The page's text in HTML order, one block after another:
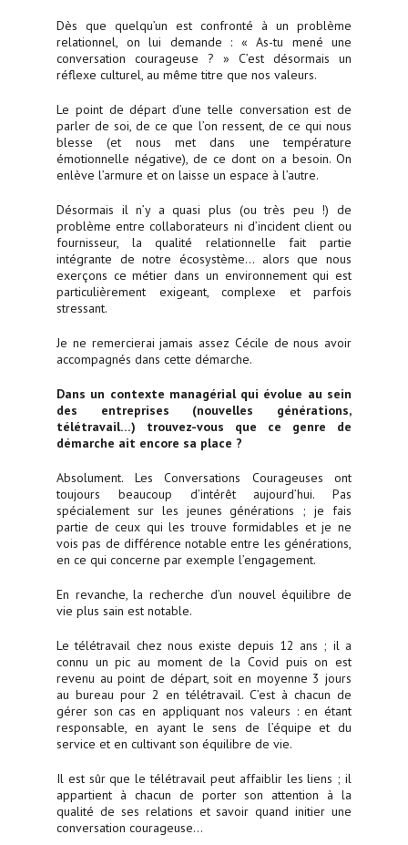
Dès que quelqu’un est confronté à un problème
relationnel, on lui demande : « As-tu mené une
conversation courageuse ? » C’est désormais un
réflexe culturel, au même titre que nos valeurs.
Le point de départ d’une telle conversation est de
parler de soi, de ce que l’on ressent, de ce qui nous
blesse (et nous met dans une température
émotionnelle négative), de ce dont on a besoin. On
enlève l’armure et on laisse un espace à l’autre.
Désormais il n’y a quasi plus (ou très peu !) de
problème entre collaborateurs ni d’incident client ou
fournisseur, la qualité relationnelle fait partie
intégrante de notre écosystème… alors que nous
exerçons ce métier dans un environnement qui est
particulièrement exigeant, complexe et parfois
stressant.
Je ne remercierai jamais assez Cécile de nous avoir
accompagnés dans cette démarche.
Dans un contexte managérial qui évolue au sein
des entreprises (nouvelles générations,
télétravail…) trouvez-vous que ce genre de
démarche ait encore sa place ?
Absolument. Les Conversations Courageuses ont
toujours beaucoup d’intérêt aujourd’hui. Pas
spécialement sur les jeunes générations ; je fais
partie de ceux qui les trouve formidables et je ne
vois pas de différence notable entre les générations,
en ce qui concerne par exemple l’engagement.
En revanche, la recherche d’un nouvel équilibre de
vie plus sain est notable.
Le télétravail chez nous existe depuis 12 ans ; il a
connu un pic au moment de la Covid puis on est
revenu au point de départ, soit en moyenne 3 jours
au bureau pour 2 en télétravail. C’est à chacun de
gérer son cas en appliquant nos valeurs : en étant
responsable, en ayant le sens de l’équipe et du
service et en cultivant son équilibre de vie.
Il est sûr que le télétravail peut affaiblir les liens ; il
appartient à chacun de porter son attention à la
qualité de ses relations et savoir quand initier une
conversation courageuse…